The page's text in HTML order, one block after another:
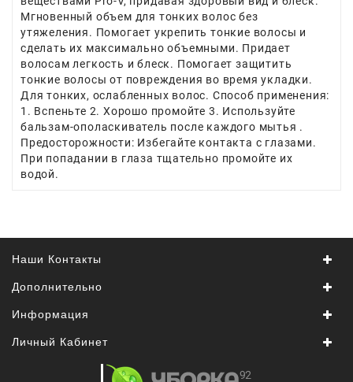
Хозтовары
Япония,
Корея
Мгновенный объем для тонких волос без
утяжеления. Помогает укрепить тонкие волосы и
сделать их максимально объемными. Придает
волосам легкость и блеск. Помогает защитить
тонкие волосы от повреждения во время укладки.
Для тонких, ослабленных волос. Способ применения:
1. Вспеньте 2. Хорошо промойте 3. Используйте
бальзам-ополаскиватель после каждого мытья .
Предосторожности: Избегайте контакта с глазами.
При попадании в глаза тщательно промойте их
водой.
Наши Контакты
Дополнительно
Информация
Личный Кабинет